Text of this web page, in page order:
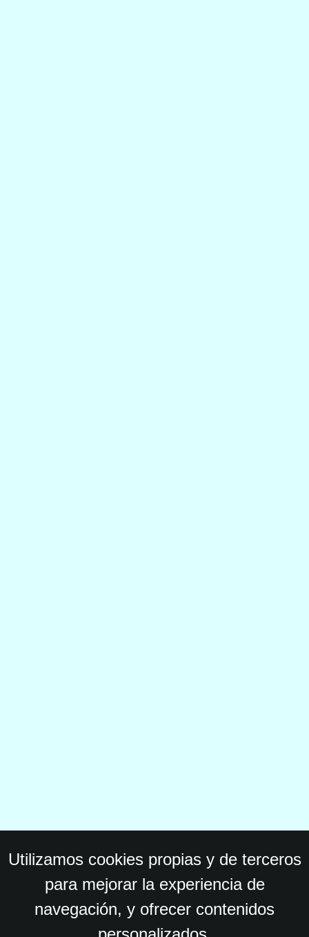
Utilizamos cookies propias y de terceros
para mejorar la experiencia de
navegación, y ofrecer contenidos